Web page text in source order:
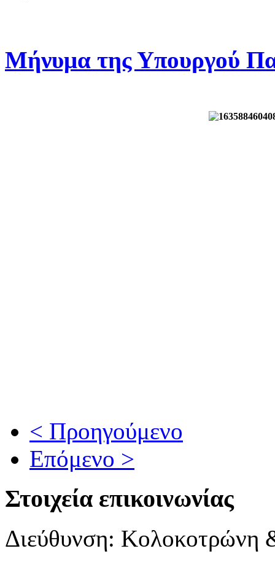
Μήνυμα της Υπουργού
< Προηγούμενο
Επόμενο >
Στοιχεία επικοινωνίας
Διεύθυνση: Κολοκοτρώνη